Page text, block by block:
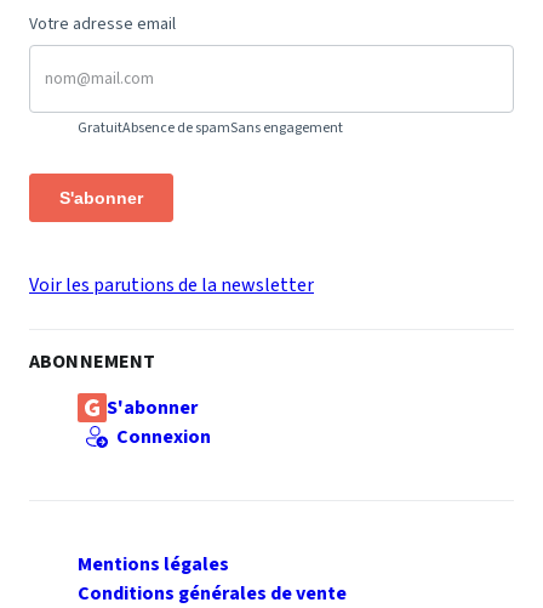
Votre adresse email
GratuitAbsence de spamSans engagement
S'abonner
Voir les parutions de la newsletter
ABONNEMENT
S'abonner
Connexion
Mentions légales
Conditions générales de vente